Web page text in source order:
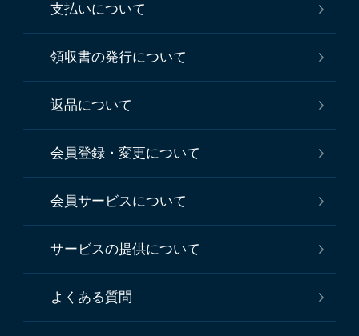
支払いについて
領収書の発行について
返品について
会員登録・変更について
会員サービスについて
サービスの提供について
よくある質問